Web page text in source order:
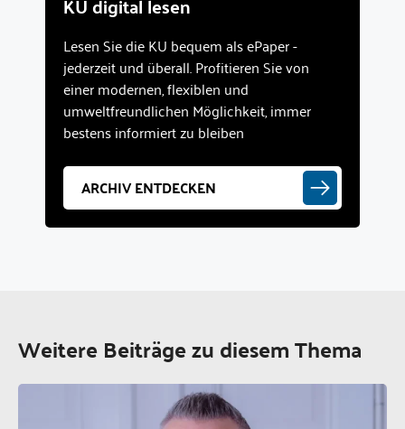
Lesen Sie die KU bequem als ePaper -
jederzeit und überall. Profitieren Sie von
einer modernen, flexiblen und
umweltfreundlichen Möglichkeit, immer
bestens informiert zu bleiben
ARCHIV ENTDECKEN
Weitere Beiträge zu diesem Thema